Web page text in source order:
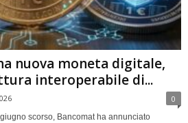
nuova moneta digitale,
interoperabile di...
0
scorso, Bancomat ha annunciato